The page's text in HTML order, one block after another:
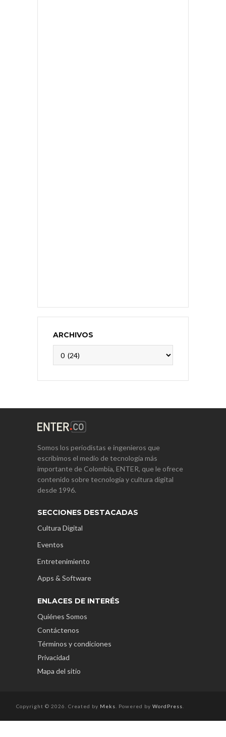
ARCHIVOS
Somos los periodistas e ingenieros que
escribimos el medio de tecnología más
importante de Colombia, ENTER, que le ofrece
contenido sobre tecnología y cultura digital
desde 1996.
SECCIONES DESTACADAS
Cultura Digital
Eventos
Entretenimiento
Apps & Software
ENLACES DE INTERÉS
Quiénes Somos
Contáctenos
Términos y condiciones
Privacidad
Mapa del sitio
Copyright © 2026. Created by Meks . Powered by WordPress